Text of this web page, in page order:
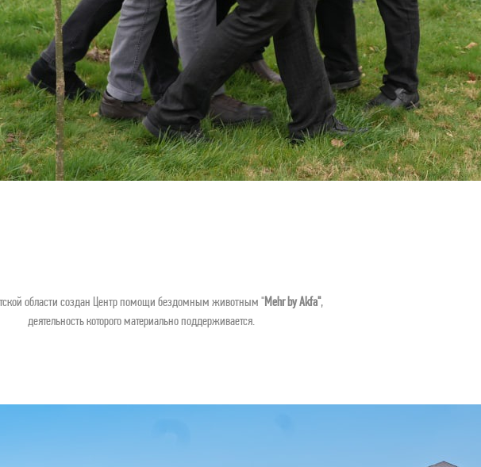
области создан Центр помощи бездомным животным "Mehr by Akfa",
деятельность которого материально поддерживается.